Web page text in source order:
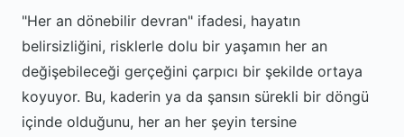
"Her an dönebilir devran" ifadesi, hayatın
belirsizliğini, risklerle dolu bir yaşamın her an
değişebileceği gerçeğini çarpıcı bir şekilde ortaya
koyuyor. Bu, kaderin ya da şansın sürekli bir döngü
içinde olduğunu, her an her şeyin tersine